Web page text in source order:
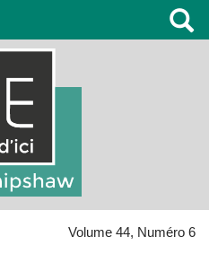
Volume 44, Numéro 6